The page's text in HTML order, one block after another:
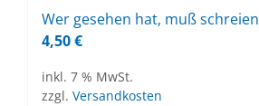
Wer ge­se­hen hat, muß schrei­en
4,50€
inkl. 7 % MwSt.
zzgl. Versandkosten